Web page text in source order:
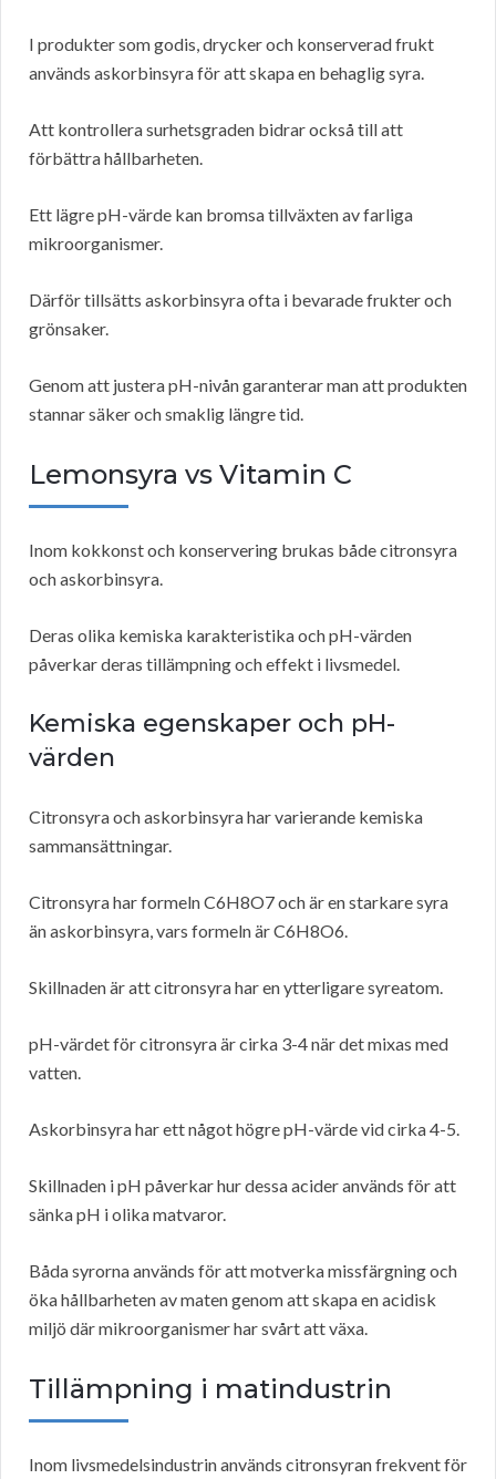
I produkter som godis, drycker och konserverad frukt
används askorbinsyra för att skapa en behaglig syra.
Att kontrollera surhetsgraden bidrar också till att
förbättra hållbarheten.
Ett lägre pH-värde kan bromsa tillväxten av farliga
mikroorganismer.
Därför tillsätts askorbinsyra ofta i bevarade frukter och
grönsaker.
Genom att justera pH-nivån garanterar man att produkten
stannar säker och smaklig längre tid.
Lemonsyra vs Vitamin C
Inom kokkonst och konservering brukas både citronsyra
och askorbinsyra.
Deras olika kemiska karakteristika och pH-värden
påverkar deras tillämpning och effekt i livsmedel.
Kemiska egenskaper och pH-
värden
Citronsyra och askorbinsyra har varierande kemiska
sammansättningar.
Citronsyra har formeln C6H8O7 och är en starkare syra
än askorbinsyra, vars formeln är C6H8O6.
Skillnaden är att citronsyra har en ytterligare syreatom.
pH-värdet för citronsyra är cirka 3-4 när det mixas med
vatten.
Askorbinsyra har ett något högre pH-värde vid cirka 4-5.
Skillnaden i pH påverkar hur dessa acider används för att
sänka pH i olika matvaror.
Båda syrorna används för att motverka missfärgning och
öka hållbarheten av maten genom att skapa en acidisk
miljö där mikroorganismer har svårt att växa.
Tillämpning i matindustrin
Inom livsmedelsindustrin används citronsyran frekvent för